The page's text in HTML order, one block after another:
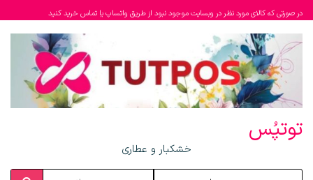
در صورتی که کالای مورد نظر در وبسایت موجود نبود از طریق واتساپ یا تماس خرید کنید
توتپُس
خشکبار و عطاری